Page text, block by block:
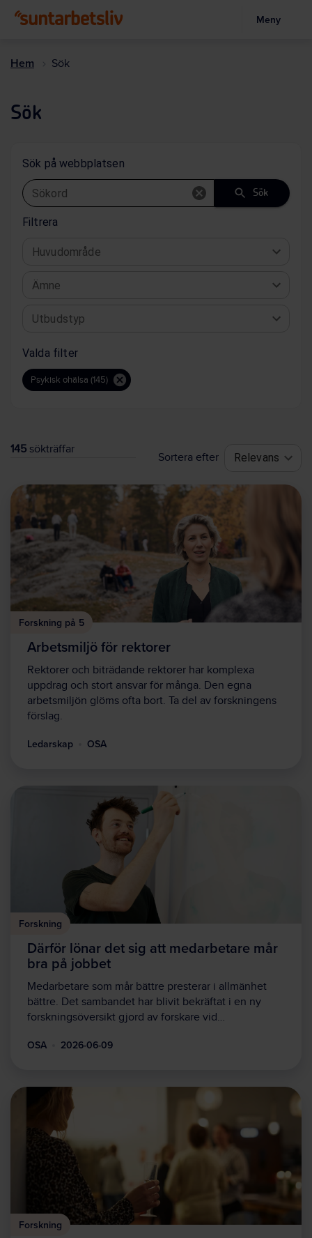
Meny
Hem Sök
Sök
Sök på webbplatsen
Sökord Sök
Filtrera
Huvudområde
Ämne
Utbudstyp
Valda filter
Psykisk ohälsa (145)
145 sökträffar
Sortera efter Relevans
Forskning på 5
Arbetsmiljö för rektorer
Rektorer och biträdande rektorer har komplexa
uppdrag och stort ansvar för många. Den egna
arbetsmiljön glöms ofta bort. Ta del av forskningens
förslag.
Ledarskap OSA
Forskning
Därför lönar det sig att medarbetare mår
bra på jobbet
Medarbetare som mår bättre presterar i allmänhet
bättre. Det sambandet har blivit bekräftat i en ny
forskningsöversikt gjord av forskare vid…
OSA 2026-06-09
Forskning